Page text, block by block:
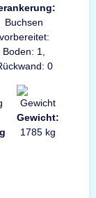
Buchsen
vorbereitet:
Boden: 1,
0
Gewicht:
1785 kg